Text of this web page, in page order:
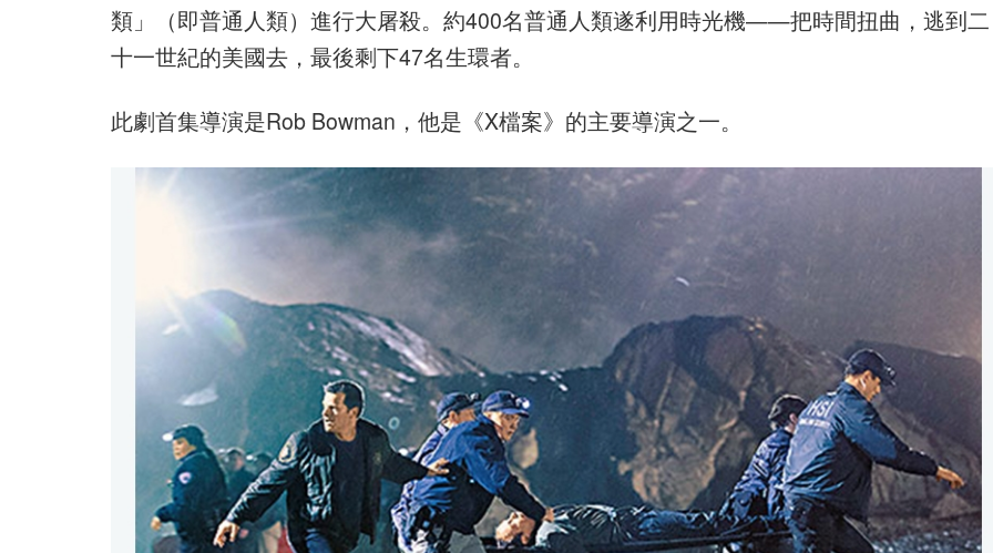
類」（即普通人類）進行大屠殺。約400名普通人類遂利用時光機——把時間扭曲，逃到二
十一世紀的美國去，最後剩下47名生環者。
此劇首集導演是Rob Bowman，他是《X檔案》的主要導演之一。